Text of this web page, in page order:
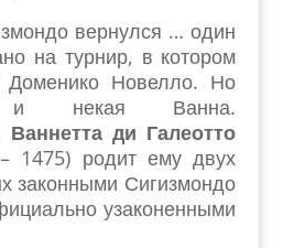
вернулся … один
на турнир, в котором
Доменико Новелло. Но
некая Ванна.
Ваннетта ди Галеотто
1475) родит ему двух
законными Сигизмондо
узаконенными